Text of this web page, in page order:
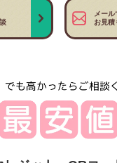
メール
お見積